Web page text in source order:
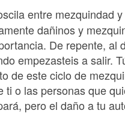
entre mezquindad
dañinos y
De repente, al
empezasteis a salir.
de este ciclo de
o las personas que
pero el daño a tu